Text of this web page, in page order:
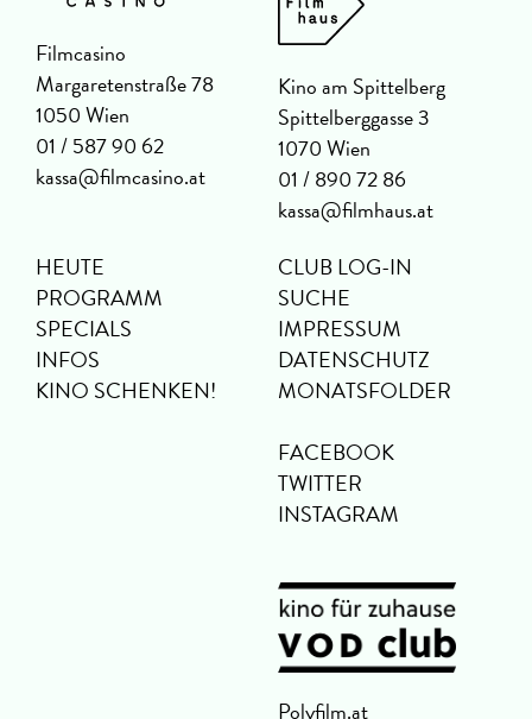
Filmcasino
Margaretenstraße 78
1050 Wien
01 / 587 90 62
kassa@filmcasino.at
Kino am Spittelberg
Spittelberggasse 3
1070 Wien
01 / 890 72 86
kassa@filmhaus.at
HEUTE
PROGRAMM
SPECIALS
INFOS
KINO SCHENKEN!
CLUB LOG-IN
SUCHE
IMPRESSUM
DATENSCHUTZ
MONATSFOLDER
FACEBOOK
TWITTER
INSTAGRAM
Polyfilm.at